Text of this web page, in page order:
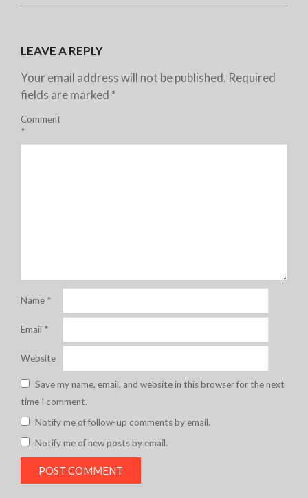
LEAVE A REPLY
Your email address will not be published. Required
fields are marked *
Comment
*
Name *
Email *
Website
Save my name, email, and website in this browser for the next
time I comment.
Notify me of follow-up comments by email.
Notify me of new posts by email.